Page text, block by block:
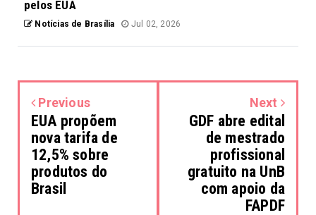
pelos EUA
Notícias de Brasília Jul 02, 2026
Previous
EUA propõem
nova tarifa de
12,5% sobre
produtos do
Brasil
Next
GDF abre edital
de mestrado
profissional
gratuito na UnB
com apoio da
FAPDF